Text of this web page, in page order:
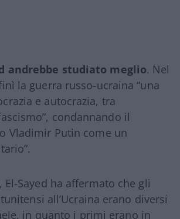
andrebbe studiato meglio. Nel
la guerra russo-ucraina “una
e autocrazia, tra
condannando il
Vladimir Putin come un
El-Sayed ha affermato che gli
all’Ucraina erano diversi
in quanto i primi erano in